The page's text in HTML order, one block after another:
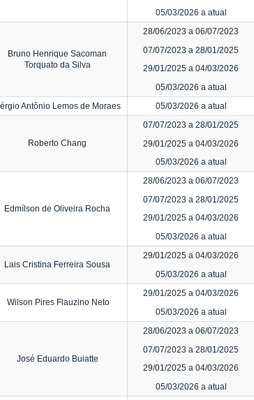
05/03/2026 a atual
Bruno Henrique Sacoman
Torquato da Silva
28/06/2023 a 06/07/2023
07/07/2023 a 28/01/2025
29/01/2025 a 04/03/2026
05/03/2026 a atual
Antônio Lemos de Moraes
05/03/2026 a atual
Roberto Chang
07/07/2023 a 28/01/2025
29/01/2025 a 04/03/2026
05/03/2026 a atual
Edmílson de Oliveira Rocha
28/06/2023 a 06/07/2023
07/07/2023 a 28/01/2025
29/01/2025 a 04/03/2026
05/03/2026 a atual
Lais Cristina Ferreira Sousa
29/01/2025 a 04/03/2026
05/03/2026 a atual
Wilson Pires Flauzino Neto
29/01/2025 a 04/03/2026
05/03/2026 a atual
José Eduardo Buiatte
28/06/2023 a 06/07/2023
07/07/2023 a 28/01/2025
29/01/2025 a 04/03/2026
05/03/2026 a atual